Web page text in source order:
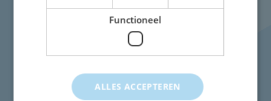
Tel: 023-5286244
TWijs pagina's
Over TWijs
Privacy Statement
Functioneel
ALLES ACCEPTEREN